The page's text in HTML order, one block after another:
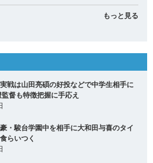
もっと見る
戦は山田亮碩の好投などで中学生相手に
督も特徴把握に手応え
・駿台学園中を相手に大和田与喜のタイ
らいつく